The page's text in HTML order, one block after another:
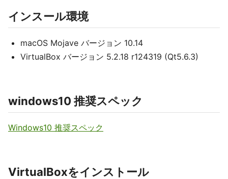
インスール環境
macOS Mojave バージョン 10.14
VirtualBox バージョン 5.2.18 r124319 (Qt5.6.3)
windows10 推奨スペック
Windows10 推奨スペック
VirtualBoxをインストール